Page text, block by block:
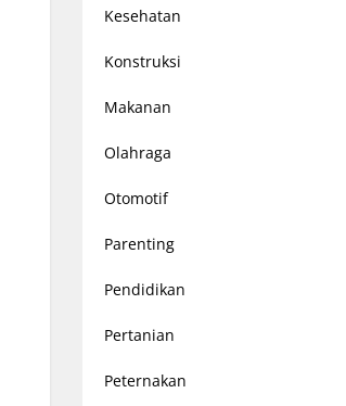
Kesehatan
Konstruksi
Makanan
Olahraga
Otomotif
Parenting
Pendidikan
Pertanian
Peternakan